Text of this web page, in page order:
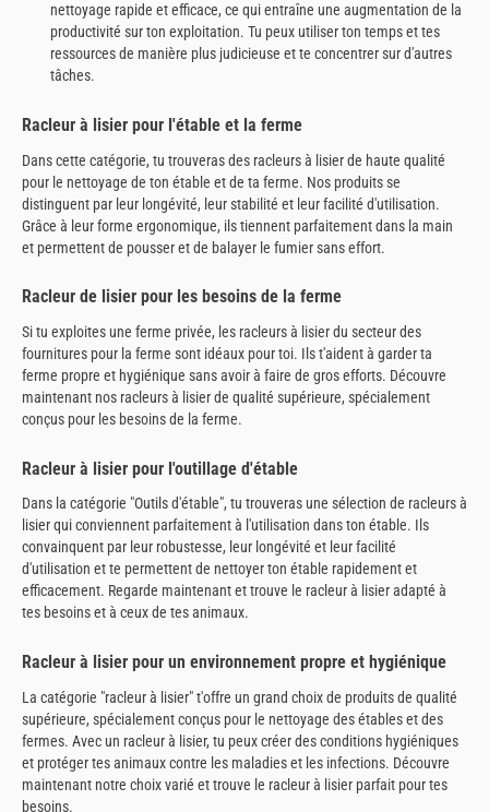
nettoyage rapide et efficace, ce qui entraîne une augmentation de la
productivité sur ton exploitation. Tu peux utiliser ton temps et tes
ressources de manière plus judicieuse et te concentrer sur d'autres
tâches.
Racleur à lisier pour l'étable et la ferme
Dans cette catégorie, tu trouveras des racleurs à lisier de haute qualité
pour le nettoyage de ton étable et de ta ferme. Nos produits se
distinguent par leur longévité, leur stabilité et leur facilité d'utilisation.
Grâce à leur forme ergonomique, ils tiennent parfaitement dans la main
et permettent de pousser et de balayer le fumier sans effort.
Racleur de lisier pour les besoins de la ferme
Si tu exploites une ferme privée, les racleurs à lisier du secteur des
fournitures pour la ferme sont idéaux pour toi. Ils t'aident à garder ta
ferme propre et hygiénique sans avoir à faire de gros efforts. Découvre
maintenant nos racleurs à lisier de qualité supérieure, spécialement
conçus pour les besoins de la ferme.
Racleur à lisier pour l'outillage d'étable
Dans la catégorie "Outils d'étable", tu trouveras une sélection de racleurs à
lisier qui conviennent parfaitement à l'utilisation dans ton étable. Ils
convainquent par leur robustesse, leur longévité et leur facilité
d'utilisation et te permettent de nettoyer ton étable rapidement et
efficacement. Regarde maintenant et trouve le racleur à lisier adapté à
tes besoins et à ceux de tes animaux.
Racleur à lisier pour un environnement propre et hygiénique
La catégorie "racleur à lisier" t'offre un grand choix de produits de qualité
supérieure, spécialement conçus pour le nettoyage des étables et des
fermes. Avec un racleur à lisier, tu peux créer des conditions hygiéniques
et protéger tes animaux contre les maladies et les infections. Découvre
maintenant notre choix varié et trouve le racleur à lisier parfait pour tes
besoins.